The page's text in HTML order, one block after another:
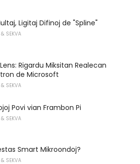
Ligitaj Difinoj de "Spline"
SEKVA
Rigardu Miksitan Realecan
de Microsoft
SEKVA
Povi vian Frambon Pi
SEKVA
Smart Mikroondoj?
SEKVA